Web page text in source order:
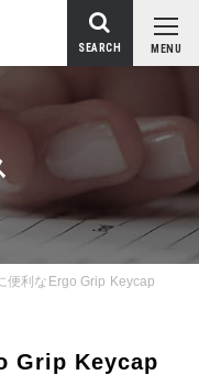
MENU
SEARCH
便利なErgo Grip Keycap
Grip Keycap